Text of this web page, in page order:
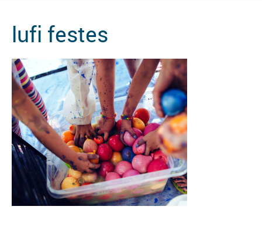
lufi festes